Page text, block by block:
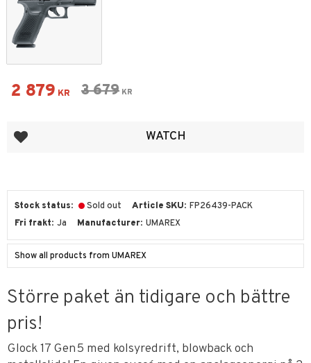
Reduced price:
2 879 KR Original price:
3 679 KR
Add to favorites WATCH
Stock status Sold out Article SKU FP26439-PACK
Fri frakt Ja Manufacturer UMAREX
Show all products from UMAREX
Större paket än tidigare och bättre
pris!
Glock 17 Gen5 med kolsyredrift, blowback och